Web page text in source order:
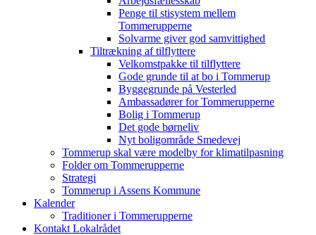
Penge til stisystem mellem
Tommerupperne
Solvarme giver god samvittighed
Tiltrækning af tilflyttere
Velkomstpakke til tilflyttere
Gode grunde til at bo i Tommerup
Byggegrunde på Vesterled
Ambassadører for Tommerupperne
Bolig i Tommerup
Det gode børneliv
Nyt boligområde Smedevej
Tommerup skal være modelby for klimatilpasning
Folder om Tommerupperne
Strategi
Tommerup i Assens Kommune
Kalender
Traditioner i Tommerupperne
Kontakt Lokalrådet